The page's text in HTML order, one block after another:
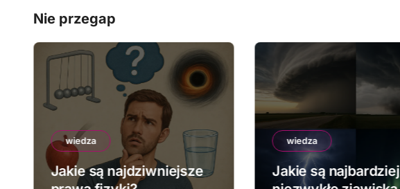
Nie przegap
wiedza
Jakie są najdziwniejsze
wiedza
Jakie są najbardziej